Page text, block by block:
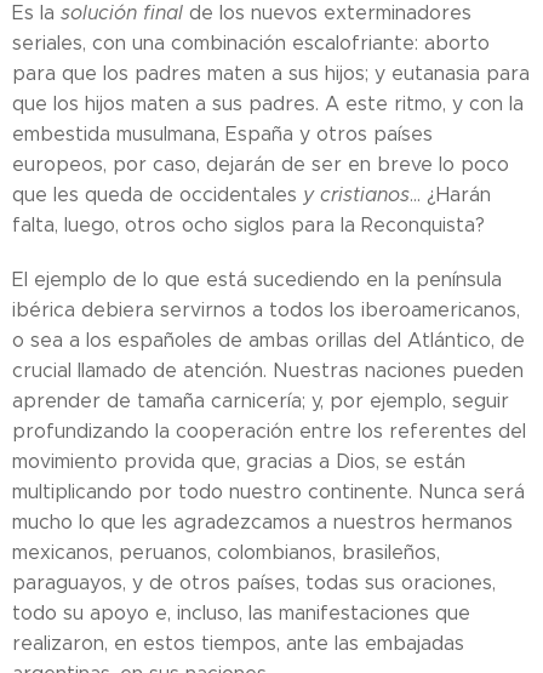
Es la solución final de los nuevos exterminadores
seriales, con una combinación escalofriante: aborto
para que los padres maten a sus hijos; y eutanasia para
que los hijos maten a sus padres. A este ritmo, y con la
embestida musulmana, España y otros países
europeos, por caso, dejarán de ser en breve lo poco
que les queda de occidentales y cristianos... ¿Harán
falta, luego, otros ocho siglos para la Reconquista?
El ejemplo de lo que está sucediendo en la península
ibérica debiera servirnos a todos los iberoamericanos,
o sea a los españoles de ambas orillas del Atlántico, de
crucial llamado de atención. Nuestras naciones pueden
aprender de tamaña carnicería; y, por ejemplo, seguir
profundizando la cooperación entre los referentes del
movimiento provida que, gracias a Dios, se están
multiplicando por todo nuestro continente. Nunca será
mucho lo que les agradezcamos a nuestros hermanos
mexicanos, peruanos, colombianos, brasileños,
paraguayos, y de otros países, todas sus oraciones,
todo su apoyo e, incluso, las manifestaciones que
realizaron, en estos tiempos, ante las embajadas